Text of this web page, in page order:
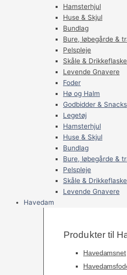
Hamsterhjul
Huse & Skjul
Bundlag
Bure, løbegårde &
Pelspleje
Skåle &
Levende Gnavere
Foder
Hø og Halm
Godbidder & Snacks
Legetøj
Hamsterhjul
Huse & Skjul
Bundlag
Bure, løbegårde &
Pelspleje
Skåle &
Levende Gnavere
Havedam
Produkter til
Havedamsnet